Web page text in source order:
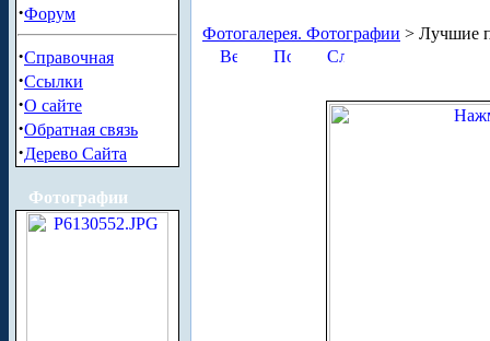
·Форум
·Справочная
·Ссылки
·О сайте
·Обратная связь
·Дерево Сайта
Фотографии
Фотогалерея. Фотографии > Лучшие